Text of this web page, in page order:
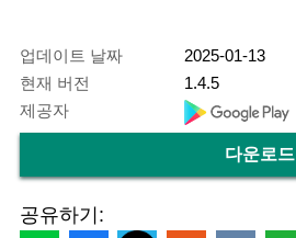
업데이트 날짜
2025-01-13
현재 버전
1.4.5
제공자
다운로드
공유하기: